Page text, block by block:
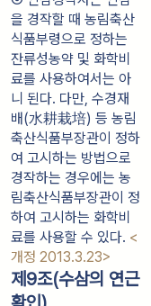
을 경작할 때 농림축산
식품부령으로 정하는
잔류성농약 및 화학비
료를 사용하여서는 아
니 된다. 다만, 수경재
배(水耕栽培) 등 농림
축산식품부장관이 정하
여 고시하는 방법으로
경작하는 경우에는 농
림축산식품부장관이 정
하여 고시하는 화학비
료를 사용할 수 있다. <
개정 2013.3.23>
제9조(수삼의 연근